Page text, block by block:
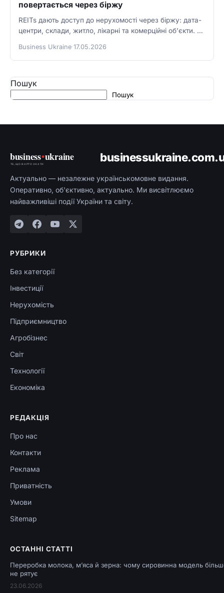
повертається через біржу
REITs дають доступ до нерухомості через біржу: дата-
центри, склади, житло, лікарні та комерційні об’єкти. Як
Business Ukraine·17.05.2026
Пошук
Пошук
business•ukraine
ТЕ, ЩО ВАРТО ЗНАТИ
Актуально — незалежне українськомовне видання.
Оперативно, об'єктивно, актуально. Ми висвітлюємо
найважливіші події України та світу.
РУБРИКИ
Без категорії
Інвестиції
Нерухомість
Підприємництво
Агробізнес
Світ
Технології
Економіка
РЕДАКЦІЯ
Про нас
Контакти
Реклама
Приватність
Умови
Sitemap
ОСТАННІ СТАТТІ
Переробка молока, м’яса й зерна: чому сировинна модель
не рятує
23.06.2026